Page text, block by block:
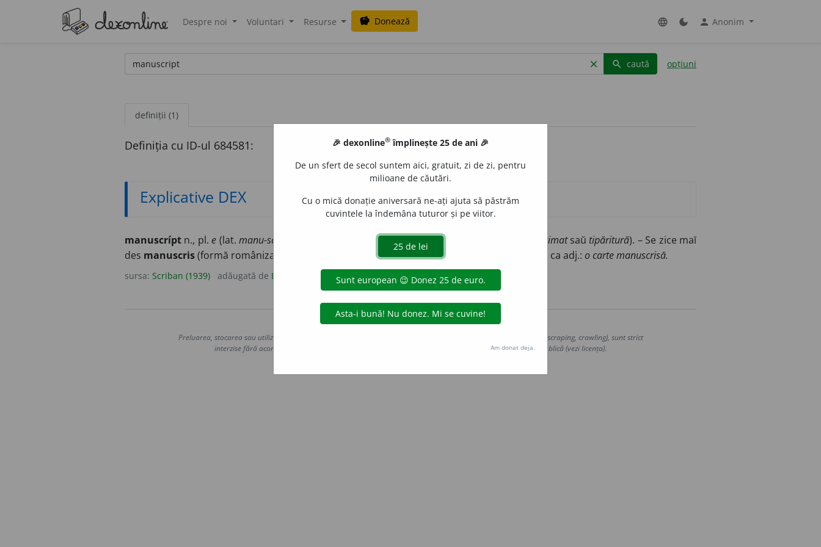
Despre noi Voluntari Resurse savings Donează language dark_mode person Anonim
clear search caută opțiuni
definiții (1)
Definiția cu ID-ul 684581:
Explicative DEX
manuscrípt n., pl.e (lat.manu-scriptus, scris cu mîna). Carte scrisă cu mîna (în opoz. cu imprimatsaŭ tipăritură). – Se zice maĭ
des manuscris(formă românizată, ca șiextras, produs) și se întrebuințează și ca adj.: o carte manuscrisă.
sursa: Scriban (1939) adăugată de LauraGellner acțiuni
Copyright © 2004-2026 dexonline (https://dexonline.ro)
Preluarea, stocarea sau utilizarea datelor de pe acest site, inclusiv prin orice metode de extragere automată (web scraping, crawling), sunt strict
interzise fără acordul nostru prealabil scris, cu excepția seturilor de date oferite oficial spre utilizare publică (vezi licența).
🎉 dexonline® împlinește 25 de ani 🎉
De un sfert de secol suntem aici, gratuit, zi de zi, pentru
milioane de căutări.
Cu o mică donație aniversară ne-ați ajuta să păstrăm
cuvintele la îndemâna tuturor și pe viitor.
Am donat deja.